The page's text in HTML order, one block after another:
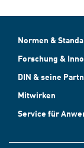
Normen &
Forschung &
DIN & seine
Mitwirken
Service für